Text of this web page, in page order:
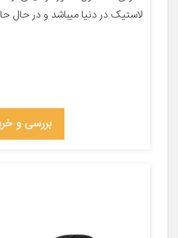
لاستیک در دنیا میباشد و در
بررسی و